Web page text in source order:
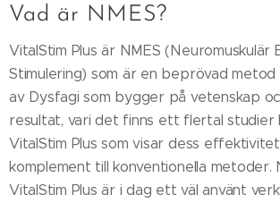
Vad är NMES?
VitalStim Plus är NMES (Neuromuskulär
Stimulering) som är en beprövad metod
av Dysfagi som bygger på vetenskap
resultat, vari det finns ett flertal studier
VitalStim Plus som visar dess
komplement till konventionella metoder.
VitalStim Plus är i dag ett väl använt